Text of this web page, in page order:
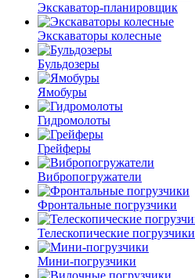
Экскаватор-планировщик
Экскаваторы колесные
Бульдозеры
Ямобуры
Гидромолоты
Грейферы
Вибро­погружатели
Фронтальные погрузчики
Телескопические погрузчики
Мини-погрузчики